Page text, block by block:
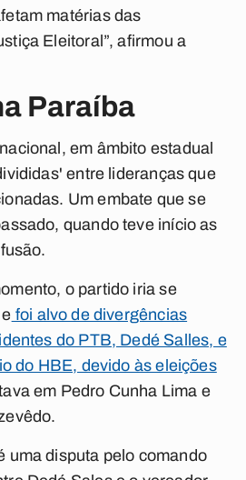
matérias das
Eleitoral”, afirmou a
Paraíba
em âmbito estadual
entre lideranças que
Um embate que se
quando teve início as
o partido iria se
foi alvo de divergências
do PTB, Dedé Salles, e
do HBE, devido às eleições
em Pedro Cunha Lima e
uma disputa pelo comando